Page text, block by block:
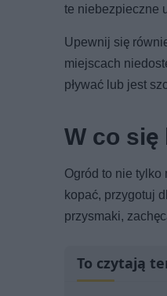
te niebezpieczne
Upewnij się
miejscach
pływać lub jest
W co się
Ogród to nie tylko
kopać, przygotuj
przysmaki,
To czytają